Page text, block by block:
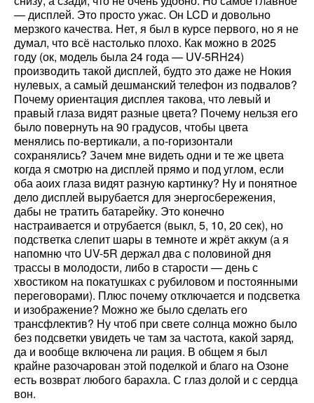
— дисплей. Это просто ужас. Он LCD и довольно
мерзкого качества. Нет, я был в курсе первого, но я не
думал, что всё настолько плохо. Как можно в 2025
году (ок, модель была 24 года — UV-5RH24)
производить такой дисплей, будто это даже не Нокия
нулевых, а самый дешманский телефон из подвалов?
Почему ориентация дисплея такова, что левый и
правый глаза видят разные цвета? Почему нельзя его
было повернуть на 90 градусов, чтобы цвета
менялись по-вертикали, а по-горизонтали
сохранялись? Зачем мне видеть одни и те же цвета
когда я смотрю на дисплей прямо и под углом, если
оба аоих глаза видят разную картинку? Ну и понятное
дело дисплей вырубается для энергосбережения,
дабы не тратить батарейку. Это конечно
настраивается и отрубается (выкл, 5, 10, 20 сек), но
подстветка слепит шары в темноте и жрёт аккум (а я
напомню что UV-5R держал два с половиной дня
трассы в молодости, либо в старости — день с
хвостиком на покатушках с рубиловом и постоянными
переговорами). Плюс почему отключается и подсветка
и изображение? Можно же было сделать его
трансфлектив? Ну чтоб при свете солнца можно было
без подсветки увидеть че там за частота, какой заряд,
да и вообще включена ли рация. В общем я был
крайне разочарован этой поделкой и благо на Озоне
есть возврат любого барахла. С глаз долой и с сердца
вон.